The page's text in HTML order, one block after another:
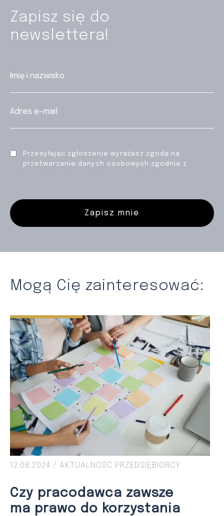
Zapisz się do
newslettera!
Przesyłając zgłoszenie wyrażasz zgodę na
przetwarzanie danych osobowych zgodnie z
Zapisz mnie
Mogą Cię zainteresować:
12.08.2024 / AKTUALNOŚĆ PRZEDSIĘBIORCY
Czy pracodawca zawsze
ma prawo do korzystania